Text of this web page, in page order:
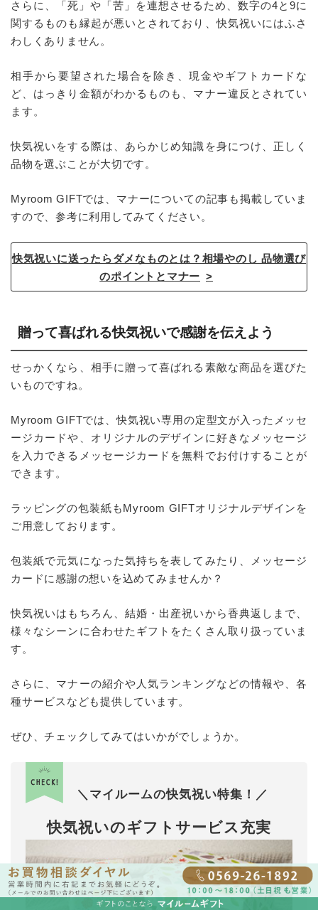
さらに、「死」や「苦」を連想させるため、数字の4と9に
関するものも縁起が悪いとされており、快気祝いにはふさ
わしくありません。
相手から要望された場合を除き、現金やギフトカードな
ど、はっきり金額がわかるものも、マナー違反とされてい
ます。
快気祝いをする際は、あらかじめ知識を身につけ、正しく
品物を選ぶことが大切です。
Myroom GIFTでは、マナーについての記事も掲載していま
すので、参考に利用してみてください。
快気祝いに送ったらダメなものとは？相場やのし 品物選び
のポイントとマナー
贈って喜ばれる快気祝いで感謝を伝えよう
せっかくなら、相手に贈って喜ばれる素敵な商品を選びた
いものですね。
Myroom GIFTでは、快気祝い専用の定型文が入ったメッセ
ージカードや、オリジナルのデザインに好きなメッセージ
を入力できるメッセージカードを無料でお付けすることが
できます。
ラッピングの包装紙もMyroom GIFTオリジナルデザインを
ご用意しております。
包装紙で元気になった気持ちを表してみたり、メッセージ
カードに感謝の想いを込めてみませんか？
快気祝いはもちろん、結婚・出産祝いから香典返しまで、
様々なシーンに合わせたギフトをたくさん取り扱っていま
す。
さらに、マナーの紹介や人気ランキングなどの情報や、各
種サービスなども提供しています。
ぜひ、チェックしてみてはいかがでしょうか。
＼マイルームの快気祝い特集！／
快気祝いのギフトサービス充実